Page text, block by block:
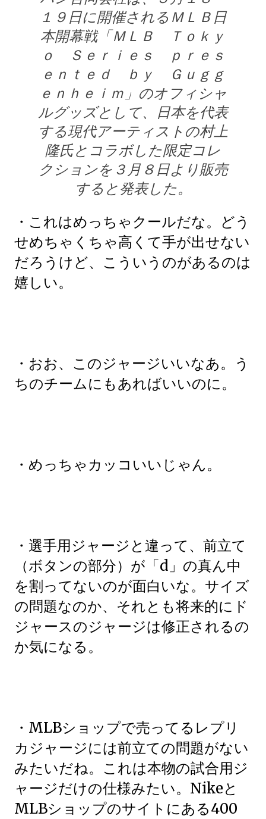
１９日に開催されるＭＬＢ日
本開幕戦「ＭＬＢ Ｔｏｋｙ
ｏ Ｓｅｒｉｅｓ ｐｒｅｓ
ｅｎｔｅｄ ｂｙ Ｇｕｇｇ
ｅｎｈｅｉｍ」のオフィシャ
ルグッズとして、日本を代表
する現代アーティストの村上
隆氏とコラボした限定コレ
クションを３月８日より販売
すると発表した。
・これはめっちゃクールだな。どう
せめちゃくちゃ高くて手が出せない
だろうけど、こういうのがあるのは
嬉しい。
・おお、このジャージいいなあ。う
ちのチームにもあればいいのに。
・めっちゃカッコいいじゃん。
・選手用ジャージと違って、前立て
（ボタンの部分）が「d」の真ん中
を割ってないのが面白いな。サイズ
の問題なのか、それとも将来的にド
ジャースのジャージは修正されるの
か気になる。
・MLBショップで売ってるレプリ
カジャージには前立ての問題がない
みたいだね。これは本物の試合用ジ
ャージだけの仕様みたい。Nikeと
MLBショップのサイトにある400